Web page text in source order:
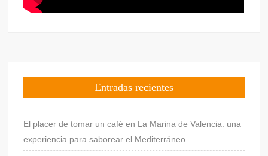
Entradas recientes
El placer de tomar un café en La Marina de Valencia: una
experiencia para saborear el Mediterráneo